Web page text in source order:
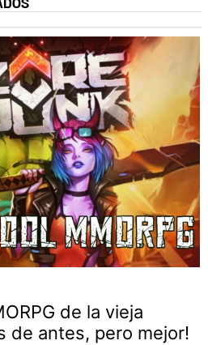
de la vieja
de antes, pero mejor!